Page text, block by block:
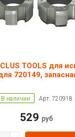
TOOLS для
720149,
В наличии Арт: 720918
529 руб